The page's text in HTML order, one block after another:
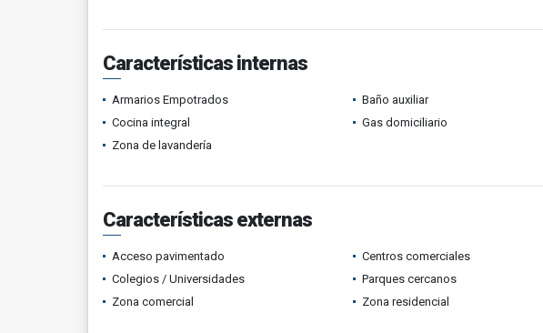
Características internas
Armarios Empotrados Baño auxiliar
Cocina integral
Gas domiciliario
Zona de lavandería
Características externas
Acceso pavimentado Centros comerciales
Colegios / Universidades
Parques cercanos
Zona comercial
Zona residencial